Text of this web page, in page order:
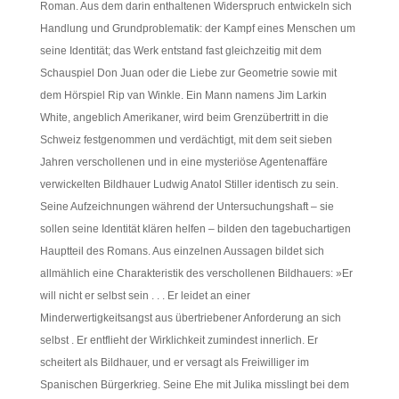
Roman. Aus dem darin enthaltenen Widerspruch entwickeln sich
Handlung und Grundproblematik: der Kampf eines Menschen um
seine Identität; das Werk entstand fast gleichzeitig mit dem
Schauspiel Don Juan oder die Liebe zur Geometrie sowie mit
dem Hörspiel Rip van Winkle. Ein Mann namens Jim Larkin
White, angeblich Amerikaner, wird beim Grenzübertritt in die
Schweiz festgenommen und verdächtigt, mit dem seit sieben
Jahren verschollenen und in eine mysteriöse Agentenaffäre
verwickelten Bildhauer Ludwig Anatol Stiller identisch zu sein.
Seine Aufzeichnungen während der Untersuchungshaft – sie
sollen seine Identität klären helfen – bilden den tagebuchartigen
Hauptteil des Romans. Aus einzelnen Aussagen bildet sich
allmählich eine Charakteristik des verschollenen Bildhauers: »Er
will nicht er selbst sein . . . Er leidet an einer
Minderwertigkeitsangst aus übertriebener Anforderung an sich
selbst . Er entflieht der Wirklichkeit zumindest innerlich. Er
scheitert als Bildhauer, und er versagt als Freiwilliger im
Spanischen Bürgerkrieg. Seine Ehe mit Julika misslingt bei dem